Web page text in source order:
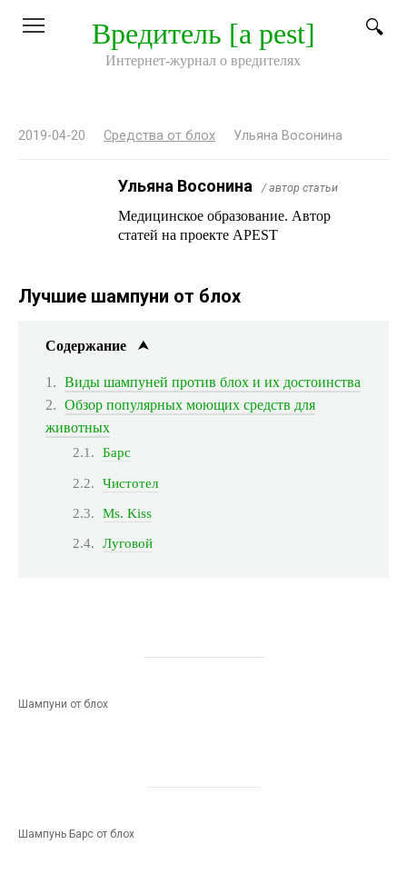
Вредитель [a pest]
Интернет-журнал о вредителях
2019-04-20 Средства от блох Ульяна Восонина
Ульяна Восонина / автор статьи
Медицинское образование. Автор
статей на проекте APEST
Лучшие шампуни от блох
Содержание
Виды шампуней против блох и их достоинства
Обзор популярных моющих средств для
животных
Барс
Чистотел
Ms. Kiss
Луговой
Шампуни от блох
Шампунь Барс от блох